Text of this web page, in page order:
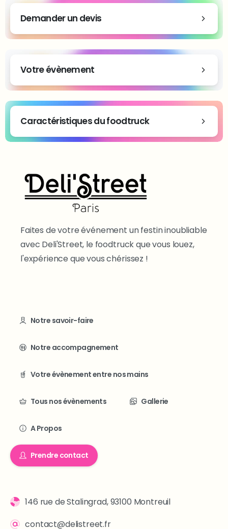
Demander un devis
Votre évènement
Caractéristiques du foodtruck
Faites de votre événement un festin inoubliable
avec Deli'Street, le foodtruck que vous louez,
l'expérience que vous chérissez !
Notre savoir-faire
Notre accompagnement
Votre évènement entre nos mains
Tous nos évènements Gallerie
A Propos
Prendre contact
146 rue de Stalingrad, 93100 Montreuil
contact@delistreet.fr